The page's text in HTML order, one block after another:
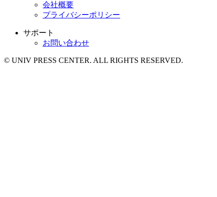
会社概要
プライバシーポリシー
サポート
お問い合わせ
© UNIV PRESS CENTER. ALL RIGHTS RESERVED.